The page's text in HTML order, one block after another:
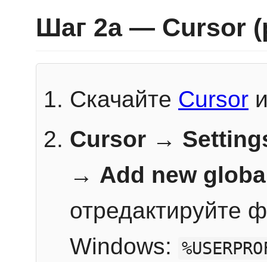
Шаг 2a — Cursor
Скачайте Cursor
Cursor →
→ Add new
отредактируйте
Windows: